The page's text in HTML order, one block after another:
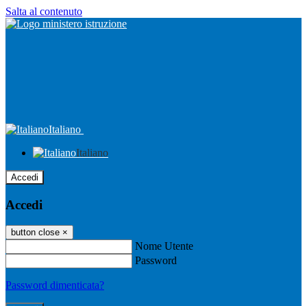
Salta al contenuto
Italiano
Italiano
Accedi
Accedi
button close ×
Nome Utente
Password
Password dimenticata?